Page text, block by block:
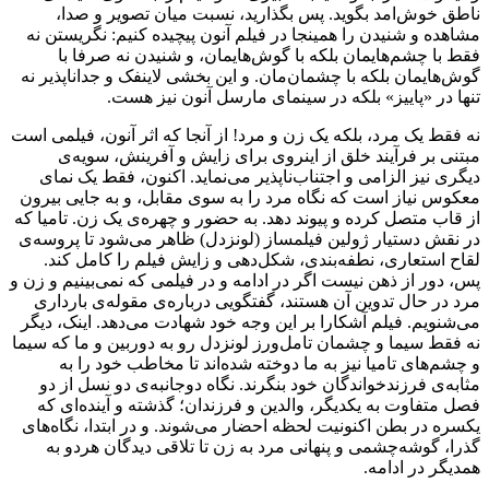
ناطق خوش‌امد بگوید. پس بگذارید، نسبت میان تصویر و صدا،
مشاهده و شنیدن را همینجا در فیلم آنون پیچیده کنیم: نگریستن نه
فقط با چشم‌‌هایمان بلکه با گوش‌هایمان، و شنیدن نه صرفا با
گوش‌هایمان بلکه با چشمان‌مان. و این بخشی لاینفک و جداناپذیر نه
تنها در «پاییز» بلکه در سینمای مارسل آنون نیز هست.
نه فقط یک مرد، بلکه یک زن و مرد! از آنجا که اثر آنون، فیلمی است
مبتنی بر فرآیند خلق از اینروی برای زایش و آفرینش، سویه‌ی
دیگری نیز الزامی و اجتناب‌ناپذیر می‌نماید. اکنون، فقط یک نمای
معکوس نیاز است که نگاه مرد را به سوی مقابل، و به جایی بیرون
از قاب متصل کرده و پیوند دهد. به حضور و چهره‌ی یک زن. تامیا که
در نقش دستیار ژولین فیلمساز (لونزدل) ظاهر می‌شود تا پروسه‌ی
لقاح استعاری، نطفه‌‌بندی، شکل‌دهی و زایش فیلم را کامل کند.
پس، دور از ذهن نیست اگر در ادامه و در فیلمی که نمی‌بینیم و زن و
مرد در حال تدوین آن هستند، گفتگویی درباره‌ی مقوله‌ی بارداری
می‌شنویم. فیلم آشکارا بر این وجه خود شهادت می‌دهد. اینک، دیگر
نه فقط سیما و چشمان تامل‌ورز لونزدل رو به دوربین و ما که سیما
و چشم‌های تامیا نیز به ما دوخته شده‌اند تا مخاطب خود را به
مثابه‌ی فرزندخواندگان خود بنگرند. نگاه دوجانبه‌ی دو نسل از دو
فصل متفاوت به یکدیگر، والدین و فرزندان؛ گذشته و آینده‌ای که
یکسره در بطن اکنونیت لحظه احضار می‌شوند. و در ابتدا، نگاه‌های
گذرا، گوشه‌چشمی و پنهانی مرد به زن تا تلاقی دیدگان هردو به
همدیگر در ادامه.